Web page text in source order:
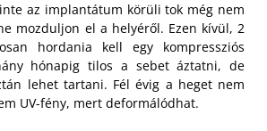
az implantátum körüli tok még nem
mozduljon el a helyéről. Ezen kívül, 2
hordania kell egy kompressziós
hónapig tilos a sebet áztatni, de
lehet tartani. Fél évig a heget nem
UV-fény, mert deformálódhat.